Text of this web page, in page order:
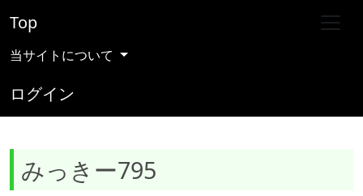
Top
当サイトについて
ログイン
みっきー795